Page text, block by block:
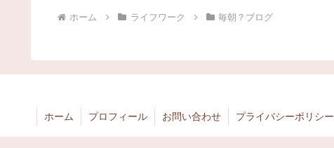
ホーム ライフワーク 毎朝？ブログ
ホーム プロフィール お問い合わせ プライバシーポリシー